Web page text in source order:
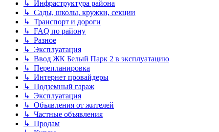
↳ Инфраструктура района
↳ Сады, школы, кружки, секции
↳ Транспорт и дороги
↳ FAQ по району
↳ Разное
↳ Эксплуатация
↳ Ввод ЖК Белый Парк 2 в эксплуатацию
↳ Перепланировка
↳ Интернет провайдеры
↳ Подземный гараж
↳ Эксплуатация
↳ Объявления от жителей
↳ Частные объявления
↳ Продам